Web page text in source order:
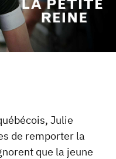
Julie
de remporter la
que la jeune